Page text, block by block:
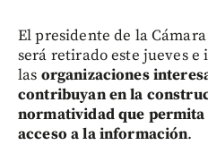
El presidente de la
será retirado este jueves e
las organizaciones
contribuyan en la
normatividad que
acceso a la información.